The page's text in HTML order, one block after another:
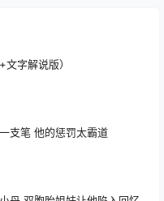
字解说版）
支笔 他的惩罚太霸道